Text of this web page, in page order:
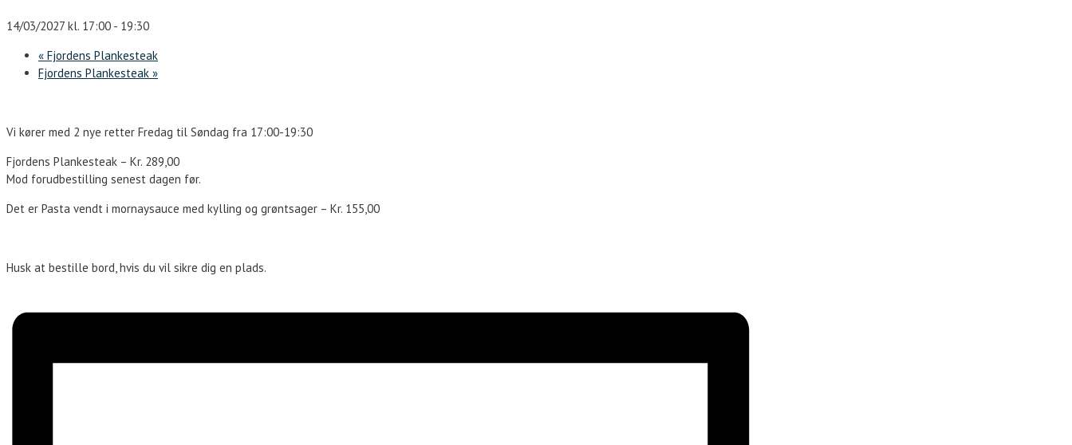
14/03/2027 kl. 17:00 - 19:30
« Fjordens Plankesteak
Fjordens Plankesteak »
Vi kører med 2 nye retter Fredag til Søndag fra 17:00-19:30
Fjordens Plankesteak – Kr. 289,00
Mod forudbestilling senest dagen før.
Det er Pasta vendt i mornaysauce med kylling og grøntsager – Kr. 155,00
Husk at bestille bord, hvis du vil sikre dig en plads.